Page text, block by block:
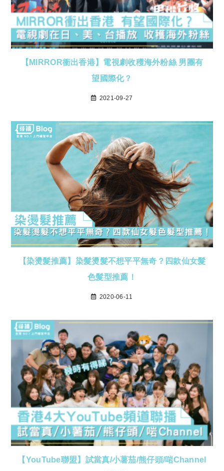
【MIRROR衝出香港】電視劇收穫海外粉絲 男團有
望國際化？
2021-09-27
【染燙髮推薦】染髮燙髮不想平平無奇？四款仙女髮
色髮型推薦！
2020-06-11
【YouTube聯盟】試當真/小薯茄/熊仔頭/啱Channel